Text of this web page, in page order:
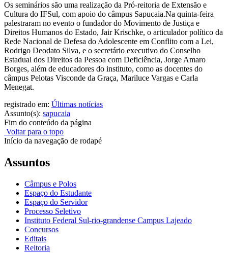
Os seminários são uma realização da Pró-reitoria de Extensão e
Cultura do IFSul, com apoio do câmpus Sapucaia.Na quinta-feira
palestraram no evento o fundador do Movimento de Justiça e
Direitos Humanos do Estado, Jair Krischke, o articulador político da
Rede Nacional de Defesa do Adolescente em Conflito com a Lei,
Rodrigo Deodato Silva, e o secretário executivo do Conselho
Estadual dos Direitos da Pessoa com Deficiência, Jorge Amaro
Borges, além de educadores do instituto, como as docentes do
câmpus Pelotas Visconde da Graça, Mariluce Vargas e Carla
Menegat.
registrado em: Últimas notícias
Assunto(s): sapucaia
Fim do conteúdo da página
Voltar para o topo
Início da navegação de rodapé
Assuntos
Câmpus e Polos
Espaço do Estudante
Espaço do Servidor
Processo Seletivo
Instituto Federal Sul-rio-grandense Campus Lajeado
Concursos
Editais
Reitoria